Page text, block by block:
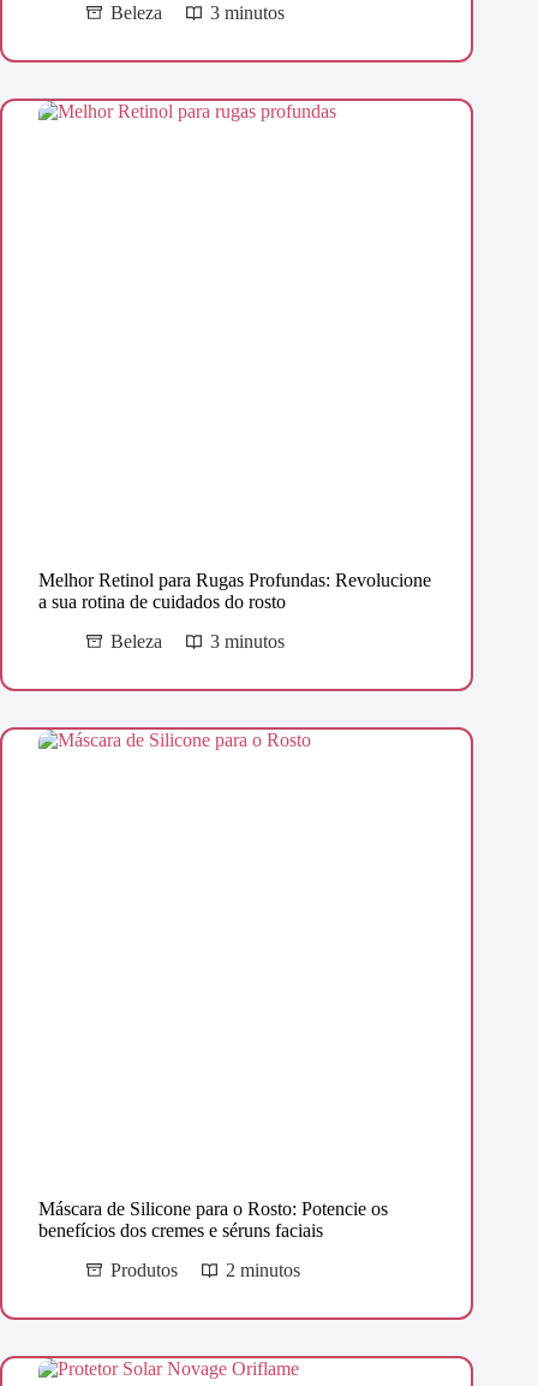
Beleza
3 minutos
Melhor Retinol para Rugas Profundas: Revolucione
a sua rotina de cuidados do rosto
Beleza
3 minutos
Máscara de Silicone para o Rosto: Potencie os
benefícios dos cremes e séruns faciais
Produtos
2 minutos